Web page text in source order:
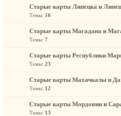
Старые карты Липецка и
Темы: 16
Старые карты Магадана и
Темы: 7
Старые карты Республики
Темы: 23
Старые карты Махачкалы и
Темы: 12
Старые карты Мордовии и
Темы: 13